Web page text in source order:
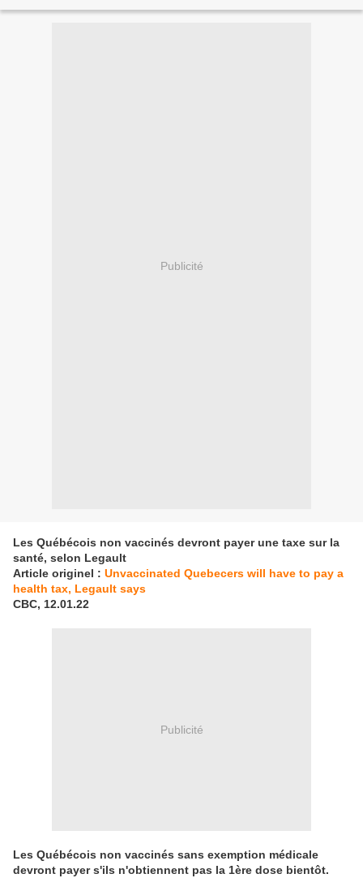
Publicité
Les Québécois non vaccinés devront payer une taxe sur la
santé, selon Legault
Article originel : Unvaccinated Quebecers will have to pay a
health tax, Legault says
CBC, 12.01.22
Publicité
Les Québécois non vaccinés sans exemption médicale
devront payer s'ils n'obtiennent pas la 1ère dose bientôt.